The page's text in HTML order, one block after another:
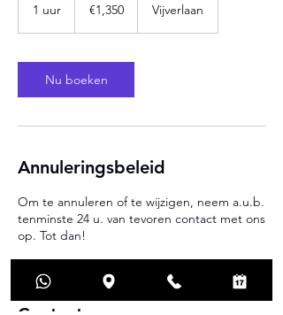
1 uur €1,350 Vijverlaan
Nu boeken
Annuleringsbeleid
Om te annuleren of te wijzigen, neem a.u.b.
tenminste 24 u. van tevoren contact met ons
op. Tot dan!